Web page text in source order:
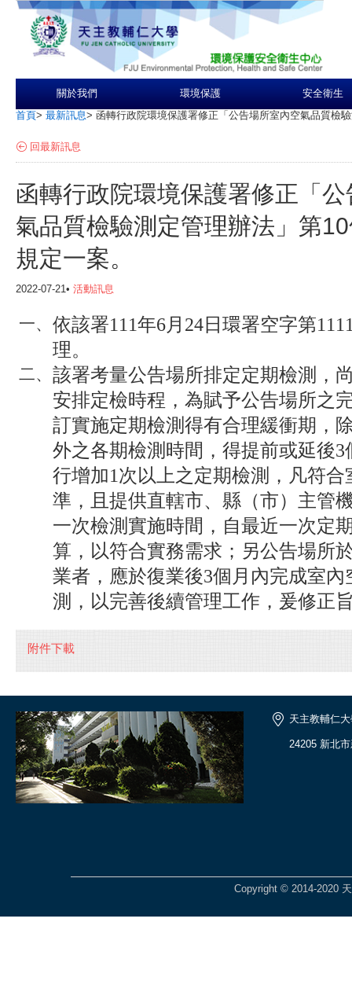
關於我們 環境保護 安全衛生
首頁> 最新訊息> 函轉行政院環境保護署修正「公告場所室內空氣品質檢
回最新訊息
函轉行政院環境保護署修正「
氣品質檢驗測定管理辦法」第
規定一案。
2022-07-21• 活動訊息
一、 依該署111年6月24日環署空字第
理。
二、 該署考量公告場所排定定期檢測，
安排定檢時程，為賦予公告場所之
訂實施定期檢測得有合理緩衝期，
外之各期檢測時間，得提前或延後
行增加1次以上之定期檢測，凡符
準，且提供直轄市、縣（市）主管
一次檢測實施時間，自最近一次定
算，以符合實務需求；另公告場所
業者，應於復業後3個月內完成室
測，以完善後續管理工作，爰修正
附件下載
天主教輔仁
24205 新北
Copyright © 2014-2020